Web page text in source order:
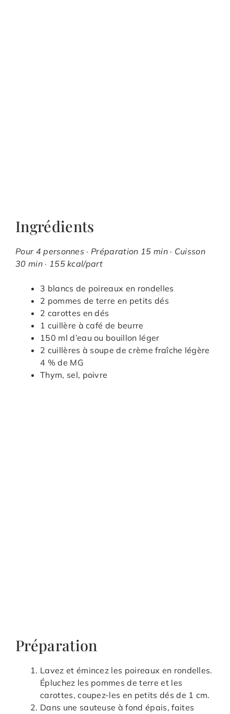
Ingrédients
Pour 4 personnes · Préparation 15 min · Cuisson
30 min · 155 kcal/part
3 blancs de poireaux en rondelles
2 pommes de terre en petits dés
2 carottes en dés
1 cuillère à café de beurre
150 ml d’eau ou bouillon léger
2 cuillères à soupe de crème fraîche légère
4 % de MG
Thym, sel, poivre
Préparation
Lavez et émincez les poireaux en rondelles.
Épluchez les pommes de terre et les
carottes, coupez-les en petits dés de 1 cm.
Dans une sauteuse à fond épais, faites